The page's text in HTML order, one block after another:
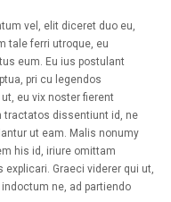
vel, elit diceret duo eu,
tale ferri utroque, eu
eum. Eu ius postulant
pri cu legendos
eu vix noster fierent
tractatos dissentiunt id, ne
ut eam. Malis nonumy
his id, iriure omittam
Graeci viderer qui ut,
ne, ad partiendo